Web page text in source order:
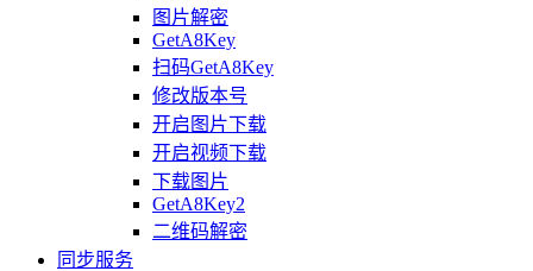
图片解密
GetA8Key
扫码GetA8Key
修改版本号
开启图片下载
开启视频下载
下载图片
GetA8Key2
二维码解密
同步服务